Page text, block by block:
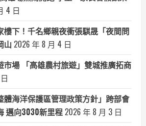
4 日
樓下！千名鄉親夜衝張騏晟「夜間問
山 2026 年 8 月 4 日
市場 「高雄農村旅遊」雙城推廣拓商
體海洋保護區管理政策方針」跨部會
邁向3030新里程 2026 年 8 月 3 日